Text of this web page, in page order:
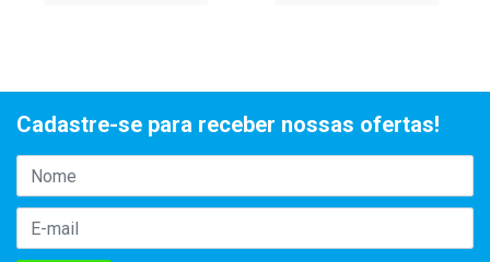
Cadastre-se para receber nossas ofertas!